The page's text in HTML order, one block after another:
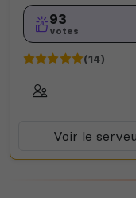
93
votes
(14)
Voir le